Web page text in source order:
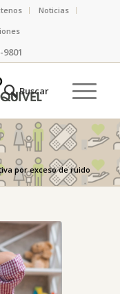
Noticias
por exceso de ruido